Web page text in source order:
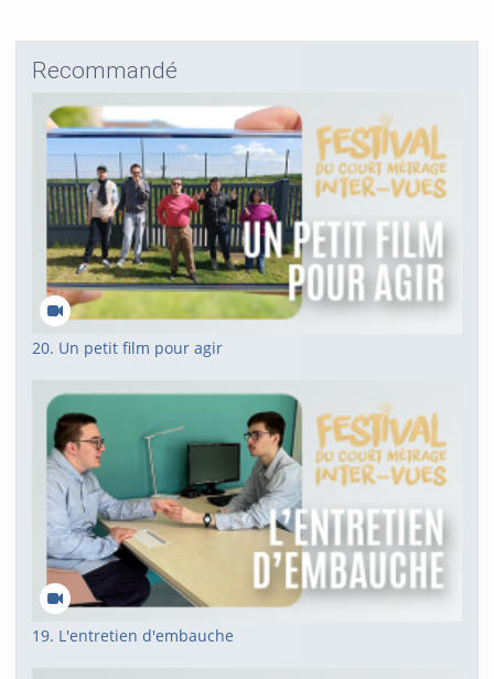
Recommandé
20. Un petit film pour agir
19. L'entretien d'embauche